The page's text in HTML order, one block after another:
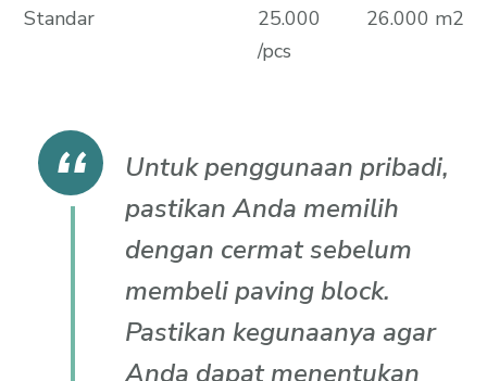
Standar
25.000
/pcs
26.000 m2
Untuk penggunaan pribadi,
pastikan Anda memilih
dengan cermat sebelum
membeli paving block.
Pastikan kegunaanya agar
Anda dapat menentukan